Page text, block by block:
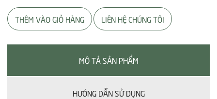
THÊM VÀO GIỎ HÀNG LIÊN HỆ CHÚNG TÔI
MÔ TẢ SẢN PHẨM
HƯỚNG DẪN SỬ DỤNG